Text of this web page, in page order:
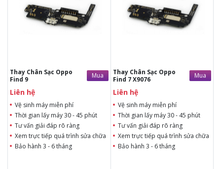
Thay Chân Sạc Oppo
Find 9
Mua
Liên hệ
Vệ sinh máy miễn phí
Thời gian lấy máy 30 - 45 phút
Tư vấn giải đáp rõ ràng
Xem trực tiếp quá trình sửa chữa
Bảo hành 3 - 6 tháng
phút
Tư vấn giải đáp rõ ràng
Xem trực tiếp quá trình
thay/ép mặt kính
Thay Chân Sạc Oppo
Find 7 X9076
Mua
Liên hệ
Vệ sinh máy miễn phí
Thời gian lấy máy 30 - 45 phút
Tư vấn giải đáp rõ ràng
Xem trực tiếp quá trình sửa chữa
Bảo hành 3 - 6 tháng
Thời gian lấy máy 30 - 45
phút
Tư vấn giải đáp rõ ràng
Xem trực tiếp quá trình